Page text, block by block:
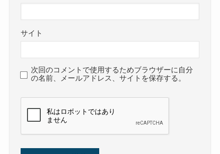
サイト
次回のコメントで使用するためブラウザーに自分
の名前、メールアドレス、サイトを保存する。